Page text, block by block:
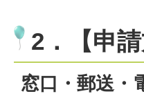
2．【申請
窓口・郵送・